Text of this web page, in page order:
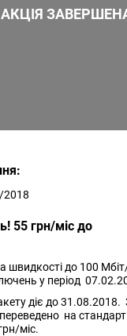
АКЦІЯ
2018
55 грн/міс до
швидкості до 100
у період
діє до
на
міс.